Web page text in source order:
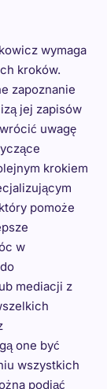
wymaga
kroków.
zapoznanie
jej zapisów
uwagę
krokiem
pomoże
w
mediacji z
one być
wszystkich
podjąć